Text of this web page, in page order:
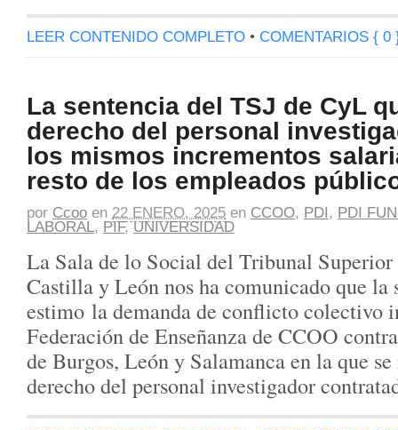
LEER CONTENIDO COMPLETO • COMENTARIOS { 0
La sentencia del TSJ de CyL
derecho del personal
los mismos incrementos
resto de los empleados
por Ccoo en 22 ENERO, 2025 en CCOO, PDI, PDI
LABORAL, PIF,UNIVERSIDAD
La Sala de lo Social del Tribunal Superior
Castilla y León ​nos ha comunicado que la
estimo la demanda de conflicto colectivo
Federación de Enseñanza de CCOO
de Burgos, León y Salamanca en la que
derecho del personal investigador